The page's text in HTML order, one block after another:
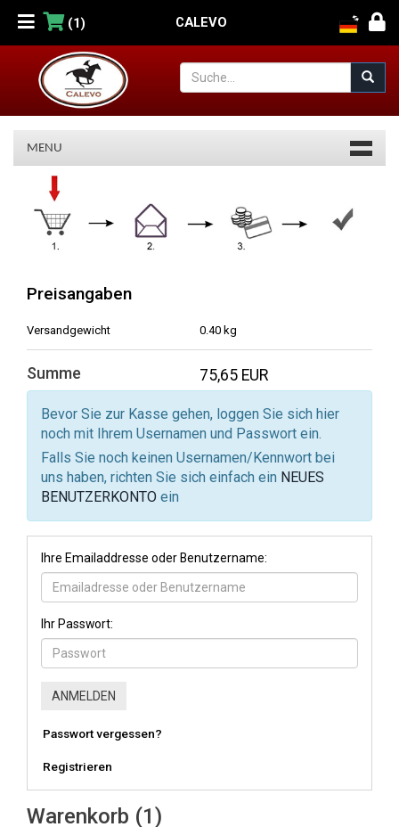
(1) CALEVO
MENU
Warenkorb
Preisangaben
Versandgewicht 0.40 kg
Summe 75,65 EUR
Bevor Sie zur Kasse gehen, loggen Sie sich hier
noch mit Ihrem Usernamen und Passwort ein.
Falls Sie noch keinen Usernamen/Kennwort bei
uns haben, richten Sie sich einfach ein NEUES
BENUTZERKONTO ein
Ihre Emailaddresse oder Benutzername:
Ihr Passwort:
Passwort vergessen?
Registrieren
Warenkorb (1)